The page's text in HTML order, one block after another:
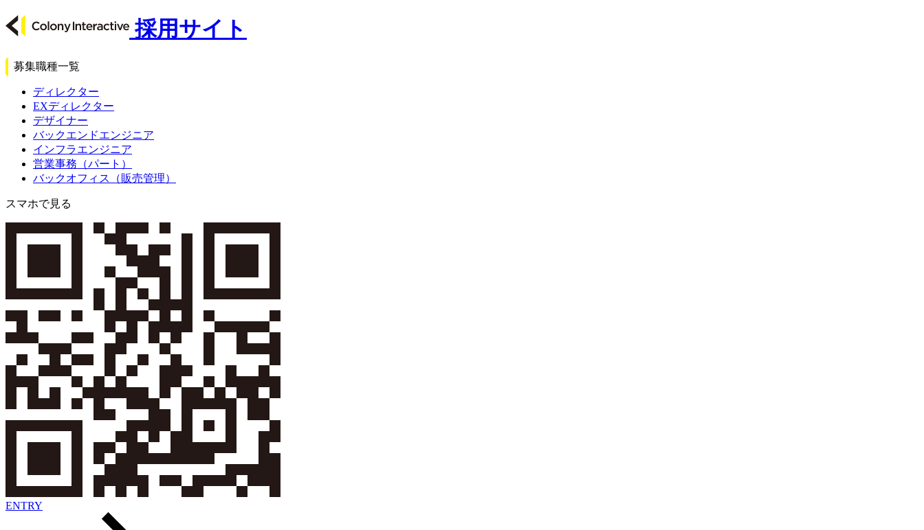
採用サイト
募集職種一覧
ディレクター
EXディレクター
デザイナー
バックエンドエンジニア
インフラエンジニア
営業事務（パート）
バックオフィス（販売管理）
スマホで見る
ENTRY